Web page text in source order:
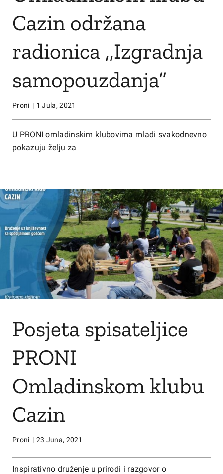
Cazin održana
radionica ,,Izgradnja
samopouzdanja”
Proni | 1 Jula, 2021
U PRONI omladinskim klubovima mladi svakodnevno
pokazuju želju za
Posjeta spisateljice
PRONI
Omladinskom klubu
Cazin
Proni | 23 Juna, 2021
Inspirativno druženje u prirodi i razgovor o